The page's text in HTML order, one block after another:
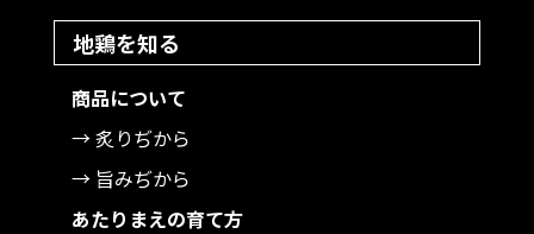
地鶏を知る
商品について
→ 炙りぢから
→ 旨みぢから
あたりまえの育て方